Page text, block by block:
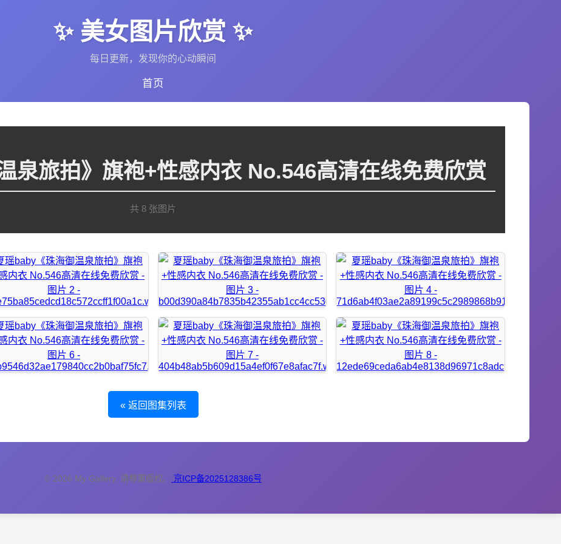
✨ 美女图片欣赏 ✨
每日更新，发现你的心动瞬间
首页
泉旅拍》旗袍+性感内衣 No.546高清在线免费欣赏
共 8 张图片
« 返回图集列表
© 2026 My Gallery. 请尊重版权。 京ICP备2025128386号